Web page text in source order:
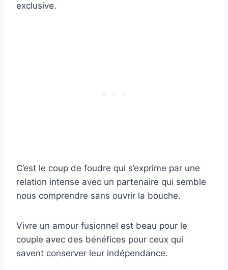
exclusive.
C’est le coup de foudre qui s’exprime par une
relation intense avec un partenaire qui semble
nous comprendre sans ouvrir la bouche.
Vivre un amour fusionnel est beau pour le
couple avec des bénéfices pour ceux qui
savent conserver leur indépendance.